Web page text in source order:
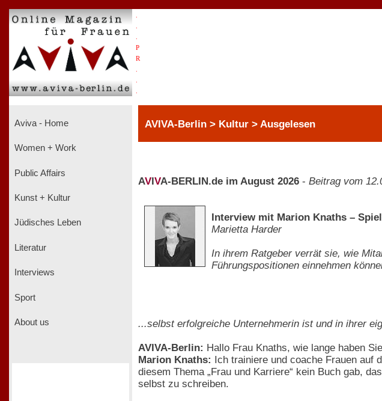
P
R
Aviva - Home
Women + Work
Public Affairs
Kunst + Kultur
Jüdisches Leben
Literatur
Interviews
Sport
About us
AVIVA-Berlin > Kultur > Ausgelesen
AV VA-BERLIN.de im August 2026 - Beitrag vom
Interview mit Marion Knaths –
Marietta Harder
In ihrem Ratgeber verrät sie, wie
Führungspositionen einnehmen
...selbst erfolgreiche Unternehmerin ist und in ihrer
AVIVA-Berlin: Hallo Frau Knaths, wie lange haben
Marion Knaths: Ich trainiere und coache Frauen auf
diesem Thema „Frau und Karriere“ kein Buch gab,
selbst zu schreiben.